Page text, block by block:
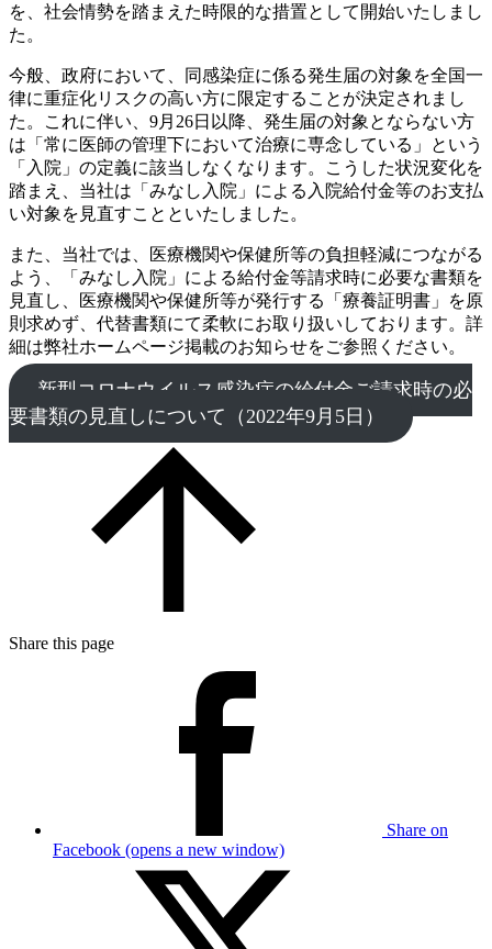
を、社会情勢を踏まえた時限的な措置として開始いたしまし
た。
今般、政府において、同感染症に係る発生届の対象を全国一
律に重症化リスクの高い方に限定することが決定されまし
た。これに伴い、9月26日以降、発生届の対象とならない方
は「常に医師の管理下において治療に専念している」という
「入院」の定義に該当しなくなります。こうした状況変化を
踏まえ、当社は「みなし入院」による入院給付金等のお支払
い対象を見直すことといたしました。
また、当社では、医療機関や保健所等の負担軽減につながる
よう、「みなし入院」による給付金等請求時に必要な書類を
見直し、医療機関や保健所等が発行する「療養証明書」を原
則求めず、代替書類にて柔軟にお取り扱いしております。詳
細は弊社ホームページ掲載のお知らせをご参照ください。
新型コロナウイルス感染症の給付金ご請求時の必
要書類の見直しについて（2022年9月5日）
Share this page
Share on
Facebook (opens a new window)